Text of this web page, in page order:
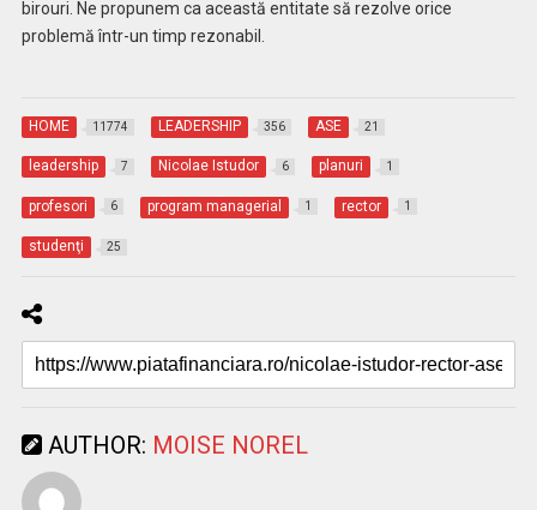
birouri. Ne propunem ca această entitate să rezolve orice
problemă într-un timp rezonabil.
HOME 11774 LEADERSHIP 356 ASE 21
leadership 7 Nicolae Istudor 6 planuri 1
profesori 6 program managerial 1 rector 1
studenţi 25
AUTHOR: MOISE NOREL